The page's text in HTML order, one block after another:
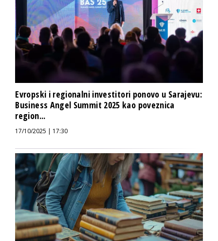
Evropski i regionalni investitori ponovo u Sarajevu:
Business Angel Summit 2025 kao poveznica
region...
17/10/2025 | 17:30